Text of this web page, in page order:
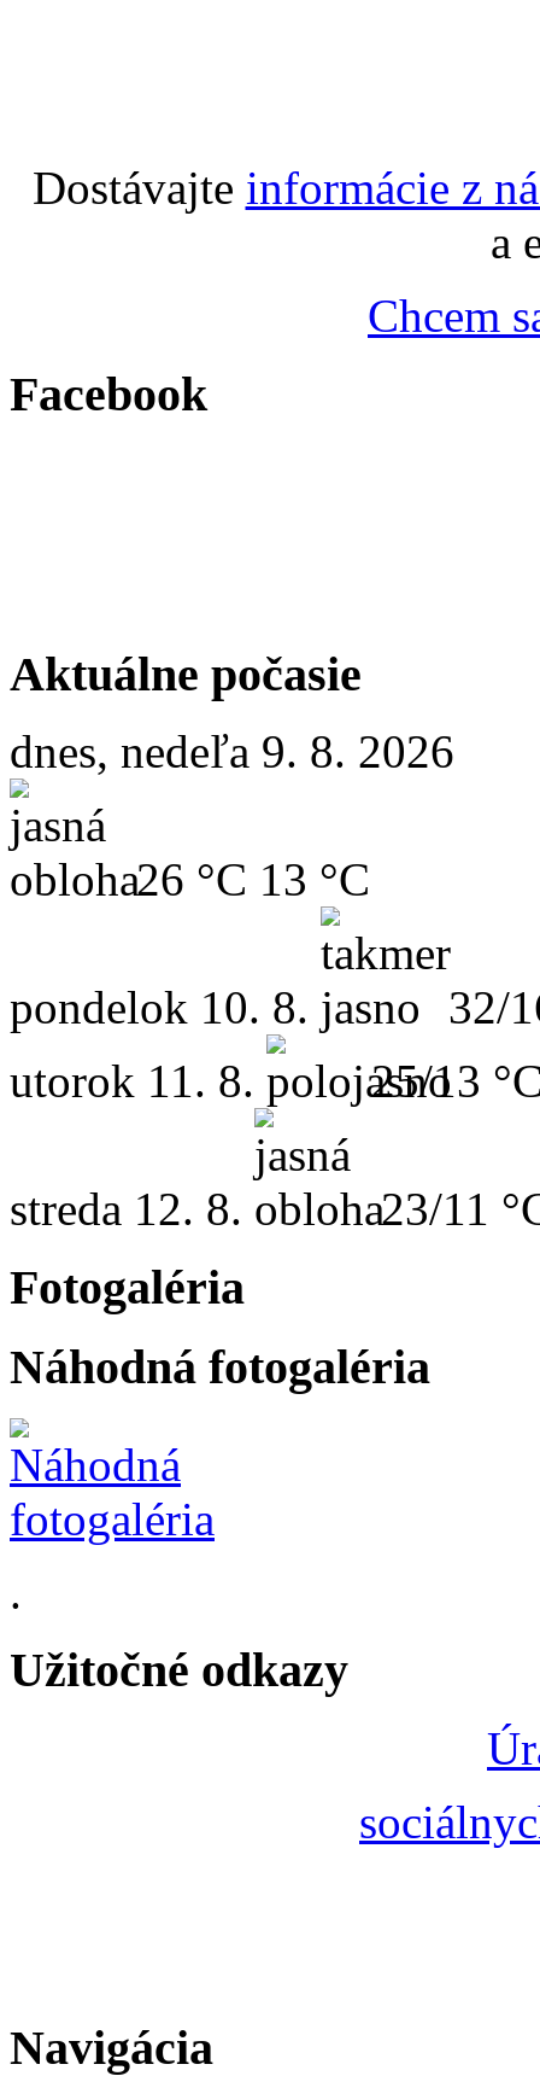
Dostávajte informácie z
a
Chcem
Facebook
Aktuálne počasie
dnes, nedeľa 9. 8. 2026
26 °C 13 °C
pondelok 10. 8.
32/
utorok 11. 8. 25/13
streda 12. 8. 23/11
Fotogaléria
Náhodná fotogaléria
.
Užitočné odkazy
Navigácia